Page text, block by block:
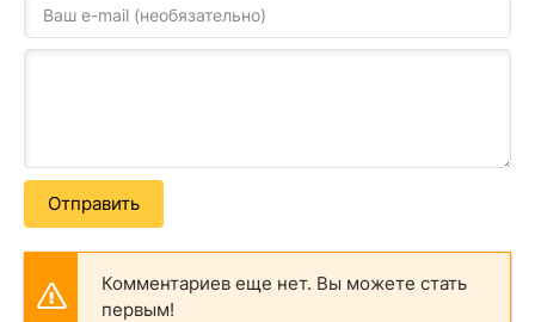
Отправить
Комментариев еще нет. Вы можете стать
первым!